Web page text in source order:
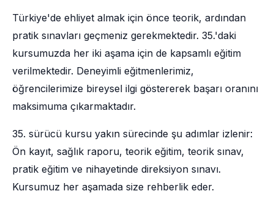
Türkiye'de ehliyet almak için önce teorik, ardından
pratik sınavları geçmeniz gerekmektedir. 35.'daki
kursumuzda her iki aşama için de kapsamlı eğitim
verilmektedir. Deneyimli eğitmenlerimiz,
öğrencilerimize bireysel ilgi göstererek başarı oranını
maksimuma çıkarmaktadır.
35. sürücü kursu yakın sürecinde şu adımlar izlenir:
Ön kayıt, sağlık raporu, teorik eğitim, teorik sınav,
pratik eğitim ve nihayetinde direksiyon sınavı.
Kursumuz her aşamada size rehberlik eder.